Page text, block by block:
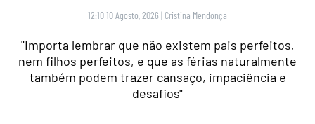
12:10 10 Agosto, 2026 | Cristina Mendonça
"Importa lembrar que não existem pais perfeitos,
nem filhos perfeitos, e que as férias naturalmente
também podem trazer cansaço, impaciência e
desafios"